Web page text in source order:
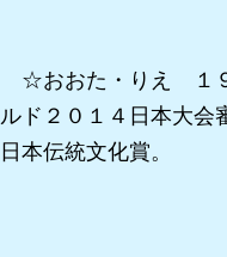
☆おおた・りえ １９
ルド２０１４日本大会
日本伝統文化賞。